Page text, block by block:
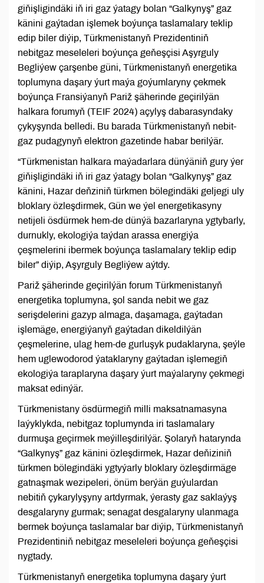
giňişligindäki iň iri gaz ýatagy bolan “Galkynyş” gaz
känini gaýtadan işlemek boýunça taslamalary teklip
edip biler diýip, Türkmenistanyň Prezidentiniň
nebitgaz meseleleri boýunça geňeşçisi Aşyrguly
Begliýew çarşenbe güni, Türkmenistanyň energetika
toplumyna daşary ýurt maýa goýumlaryny çekmek
boýunça Fransiýanyň Pariž şäherinde geçirilýän
halkara forumyň (TEIF 2024) açylyş dabarasyndaky
çykyşynda belledi. Bu barada Türkmenistanyň nebit-
gaz pudagynyň elektron gazetinde habar berilýär.
“Türkmenistan halkara maýadarlara dünýäniň gury ýer
giňişligindäki iň iri gaz ýatagy bolan “Galkynyş” gaz
känini, Hazar deňziniň türkmen bölegindäki geljegi uly
bloklary özleşdirmek, Gün we ýel energetikasyny
netijeli ösdürmek hem-de dünýä bazarlaryna ygtybarly,
durnukly, ekologiýa taýdan arassa energiýa
çeşmelerini ibermek boýunça taslamalary teklip edip
biler” diýip, Aşyrguly Begliýew aýtdy.
Pariž şäherinde geçirilýän forum Türkmenistanyň
energetika toplumyna, şol sanda nebit we gaz
serişdelerini gazyp almaga, daşamaga, gaýtadan
işlemäge, energiýanyň gaýtadan dikeldilýän
çeşmelerine, ulag hem-de gurluşyk pudaklaryna, şeýle
hem uglewodorod ýataklaryny gaýtadan işlemegiň
ekologiýa taraplaryna daşary ýurt maýalaryny çekmegi
maksat edinýär.
Türkmenistany ösdürmegiň milli maksatnamasyna
laýyklykda, nebitgaz toplumynda iri taslamalary
durmuşa geçirmek meýilleşdirilýär. Şolaryň hatarynda
“Galkynyş” gaz känini özleşdirmek, Hazar deňiziniň
türkmen bölegindäki ygtyýarly bloklary özleşdirmäge
gatnaşmak wezipeleri, önüm berýän guýulardan
nebitiň çykarylyşyny artdyrmak, ýerasty gaz saklaýyş
desgalaryny gurmak; senagat desgalaryny ulanmaga
bermek boýunça taslamalar bar diýip, Türkmenistanyň
Prezidentiniň nebitgaz meseleleri boýunça geňeşçisi
nygtady.
Türkmenistanyň energetika toplumyna daşary ýurt